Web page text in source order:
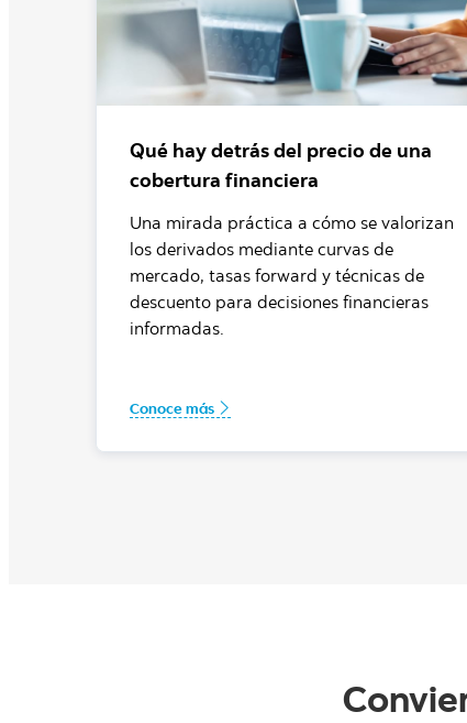
Qué hay detrás del precio de una
cobertura financiera
Una mirada práctica a cómo se valorizan
los derivados mediante curvas de
mercado, tasas forward y técnicas de
descuento para decisiones financieras
informadas.
Conoce más